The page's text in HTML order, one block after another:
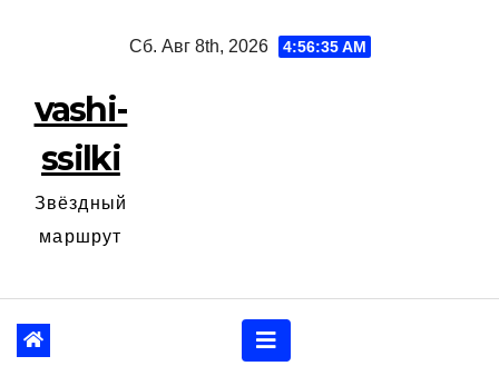
Сб. Авг 8th, 2026 4:56:36 AM
vashi-
ssilki
Звёздный
маршрут